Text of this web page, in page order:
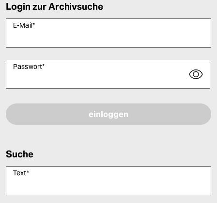
Login zur Archivsuche
E-Mail*
Passwort*
Suche
Text*